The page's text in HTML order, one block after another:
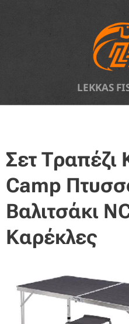
LEKKAS
Σετ Τραπέζι
Camp
Βαλιτσάκι
Καρέκλες